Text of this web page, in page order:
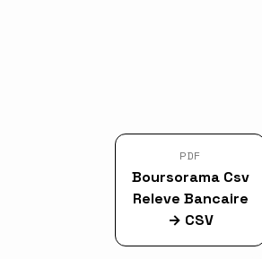
PDF
Boursorama Csv
Releve Bancaire
→ CSV